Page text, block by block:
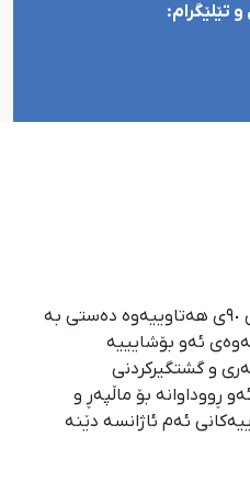
تێلێگرام:
ئاژانسی هەواڵدەریی کوردستان، لە ١ی گەلاوێژی ساڵی ٩٠ی هەتاوییەوە دەستی بە
ئەو بۆشایییە
و گشتگیركردنی
ڕووداوانە بۆ ماڵپەڕ و
ئەم ئاژانسە دێنە